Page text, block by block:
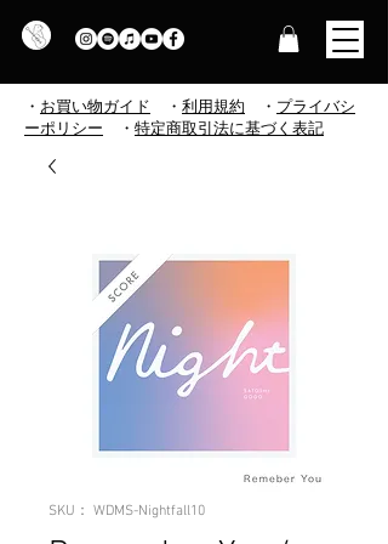
・ お買い物ガイド ・ 利用規約 ・ プライバシ
ーポリシー
・ 特定商取引法に基づく表記
SKU： WDMS-Nightfall10